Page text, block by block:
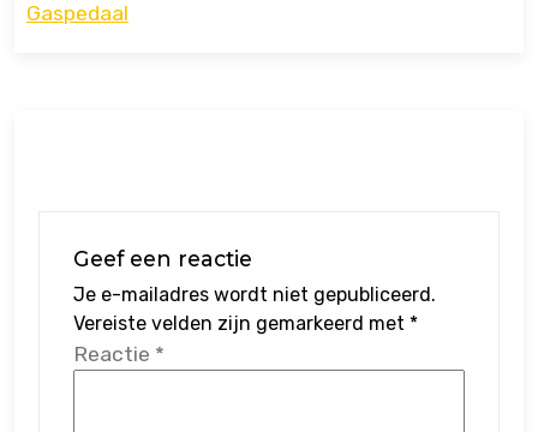
Gaspedaal
Geef een reactie
Je e-mailadres wordt niet gepubliceerd.
Vereiste velden zijn gemarkeerd met *
Reactie *